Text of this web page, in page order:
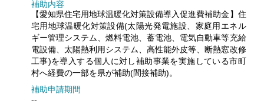
補助内容
【愛知県住宅用地球温暖化対策設備導入促進費補助金】住
宅用地球温暖化対策設備(太陽光発電施設、家庭用エネル
ギー管理システム、燃料電池、蓄電池、電気自動車等充給
電設備、太陽熱利用システム、高性能外皮等、断熱窓改修
工事)を導入する個人に対し補助事業を実施している市町
村へ経費の一部を県が補助(間接補助)。
補助申請期間
--